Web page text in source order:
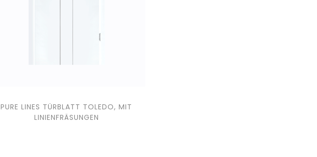
PURE LINES TÜRBLATT TOLEDO, MIT
LINIENFRÄSUNGEN